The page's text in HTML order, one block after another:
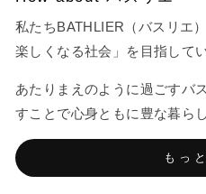
私たちBATHLIER（バスリエ
楽しくなる社会」を目指して
あたりまえのように過ごすバ
すことで心身ともに豊な暮ら
もっ